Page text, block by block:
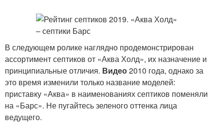
В следующем ролике наглядно продемонстрирован
ассортимент септиков от «Аква Холд», их назначение и
принципиальные отличия. Видео2010 года, однако за
это время изменили только название моделей:
приставку «Аква» в наименованиях септиков поменяли
на «Барс». Не пугайтесь зеленого оттенка лица
ведущего.